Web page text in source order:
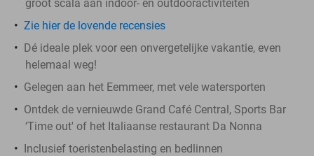
groot scala aan indoor- en outdooractiviteiten
Zie hier de lovende recensies
Dé ideale plek voor een onvergetelijke vakantie, even
helemaal weg!
Gelegen aan het Eemmeer, met vele watersporten
Ontdek de vernieuwde Grand Café Central, Sports Bar
‘Time out' of het Italiaanse restaurant Da Nonna
Inclusief toeristenbelasting en bedlinnen